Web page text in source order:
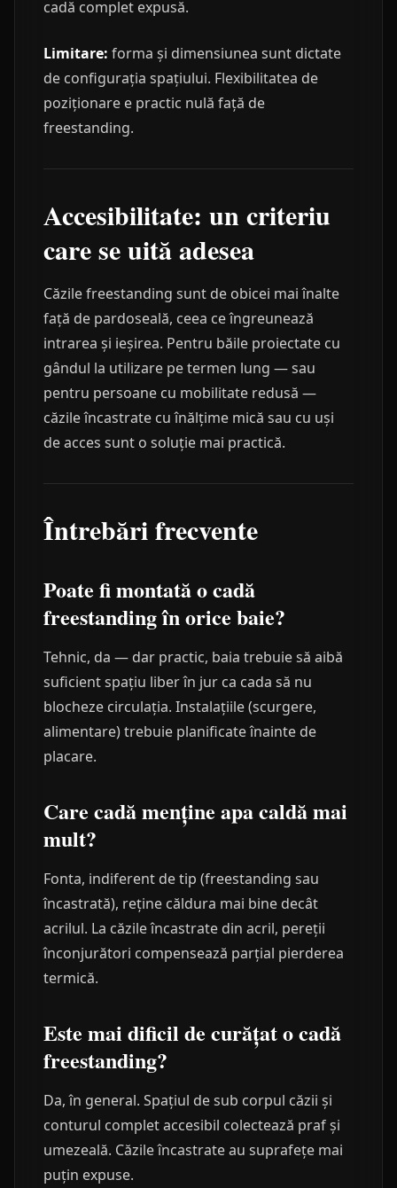
cadă complet expusă.
Limitare: forma și dimensiunea sunt dictate
de configurația spațiului. Flexibilitatea de
poziționare e practic nulă față de
freestanding.
Accesibilitate: un criteriu
care se uită adesea
Căzile freestanding sunt de obicei mai înalte
față de pardoseală, ceea ce îngreunează
intrarea și ieșirea. Pentru băile proiectate cu
gândul la utilizare pe termen lung — sau
pentru persoane cu mobilitate redusă —
căzile încastrate cu înălțime mică sau cu uși
de acces sunt o soluție mai practică.
Întrebări frecvente
Poate fi montată o cadă
freestanding în orice baie?
Tehnic, da — dar practic, baia trebuie să aibă
suficient spațiu liber în jur ca cada să nu
blocheze circulația. Instalațiile (scurgere,
alimentare) trebuie planificate înainte de
placare.
Care cadă menține apa caldă mai
mult?
Fonta, indiferent de tip (freestanding sau
încastrată), reține căldura mai bine decât
acrilul. La căzile încastrate din acril, pereții
înconjurători compensează parțial pierderea
termică.
Este mai dificil de curățat o cadă
freestanding?
Da, în general. Spațiul de sub corpul căzii și
conturul complet accesibil colectează praf și
umezeală. Căzile încastrate au suprafețe mai
puțin expuse.